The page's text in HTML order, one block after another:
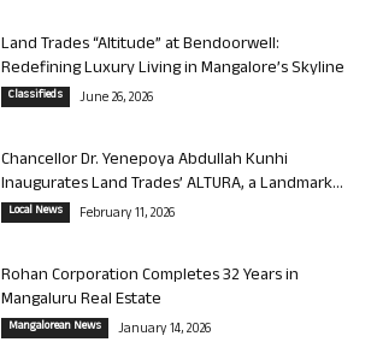
Land Trades “Altitude” at Bendoorwell:
Redefining Luxury Living in Mangalore’s Skyline
Classifieds June 26, 2026
Chancellor Dr. Yenepoya Abdullah Kunhi
Inaugurates Land Trades’ ALTURA, a Landmark...
Local News February 11, 2026
Rohan Corporation Completes 32 Years in
Mangaluru Real Estate
Mangalorean News January 14, 2026